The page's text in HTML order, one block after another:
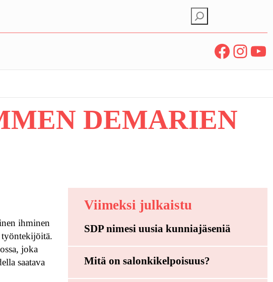
E
t
Facebook Instagram YouTube
DEMARIEN
ihminen
työntekijöitä.
joka
saatava
Viimeksi julkaistu
SDP nimesi uusia kunniajäseniä
Mitä on salonkikelpoisuus?